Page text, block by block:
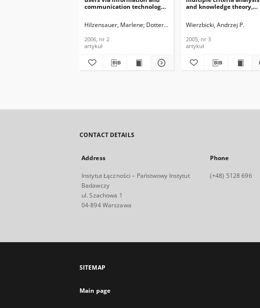
communication technology,
Information Technology,
Hilzensauer, Marlene Dotter, Franz
2006, nr 2
artykuł
and knowledge theory,
Information Technology,
Wierzbicki, Andrzej P.
2005, nr 3
artykuł
CONTACT DETAILS
Address
Instytut Łączności – Państwowy Instytut
Badawczy
ul. Szachowa 1
04-894 Warszawa
Phone
(+48) 5128 696
SITEMAP
Main page